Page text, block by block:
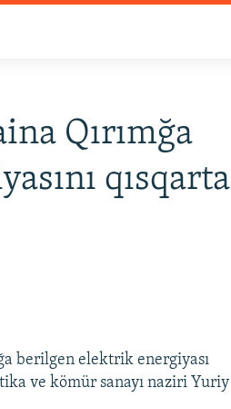
Qırımğa
qısqarta
berilgen elektrik energiyası
ve kömür sanayı naziri Yuriy